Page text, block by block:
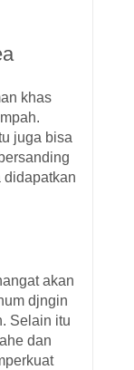
khas
juga bisa
didapatkan
akan
djngin
Selain itu
dan